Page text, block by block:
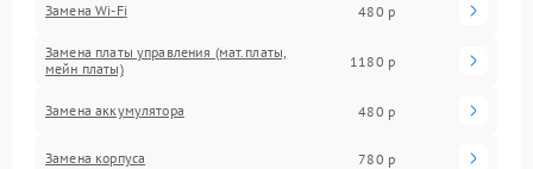
Замена Wi-Fi 480 р
Замена платы управления (мат.платы,
мейн платы)
1180 р
Замена аккумулятора 480 р
Замена корпуса 780 р